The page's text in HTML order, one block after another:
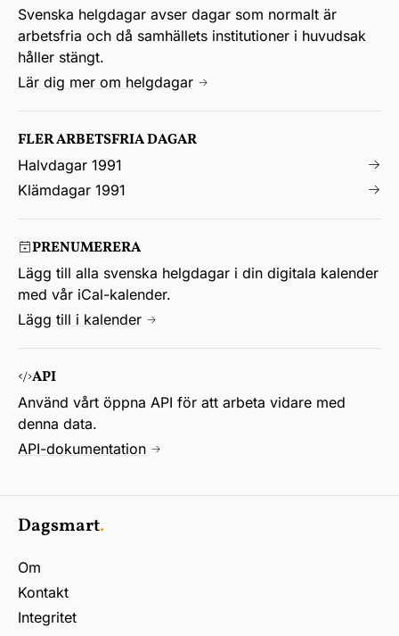
Svenska helgdagar avser dagar som normalt är
arbetsfria och då samhällets institutioner i huvudsak
håller stängt.
Lär dig mer om helgdagar
FLER ARBETSFRIA DAGAR
Halvdagar 1991
Klämdagar 1991
PRENUMERERA
Lägg till alla svenska helgdagar i din digitala kalender
med vår iCal-kalender.
Lägg till i kalender
API
Använd vårt öppna API för att arbeta vidare med
denna data.
API-dokumentation
Dagsmart.
Om
Kontakt
Integritet